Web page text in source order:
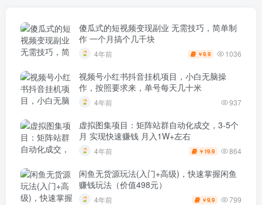
傻瓜式的短视频变现副业 无需技巧，简单制
作 一个月搞个几千块
4年前 ￥9.9 1036
视频号小红书抖音挂机项目，小白无脑操
作，按照要求来，单号每天几十米
4年前 937
虚拟图集项目：矩阵站群自动化成交，3-5个
月 实现快速赚钱 月入1W+左右
4年前 ￥ 19.9 864
闲鱼无货源玩法(入门+高级)，快速掌握闲鱼
赚钱玩法（价值498元）
4年前 ￥9.9 799